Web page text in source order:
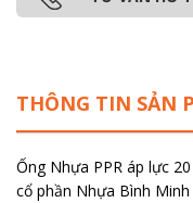
THÔNG TIN SẢN
Ống Nhựa PPR áp lực
cổ phần Nhựa Bình Minh